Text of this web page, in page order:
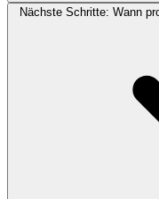
Nächste Schritte: Wann